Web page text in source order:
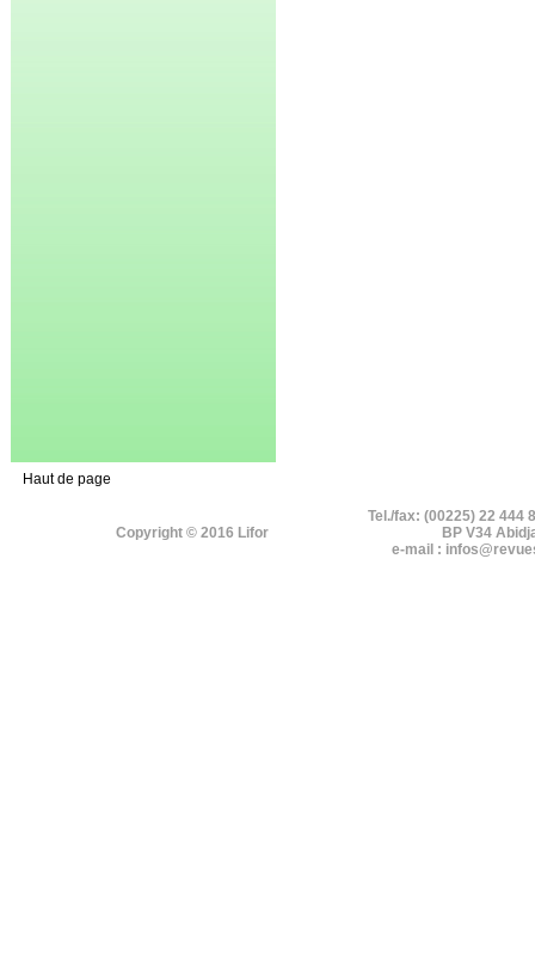
Haut de page
Copyright © 2016 Lifor
Tel./fax: (00225) 22 444
BP V34
e-mail :